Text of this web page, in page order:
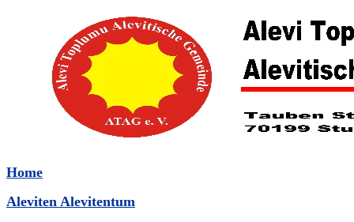
Home
Aleviten Alevitentum